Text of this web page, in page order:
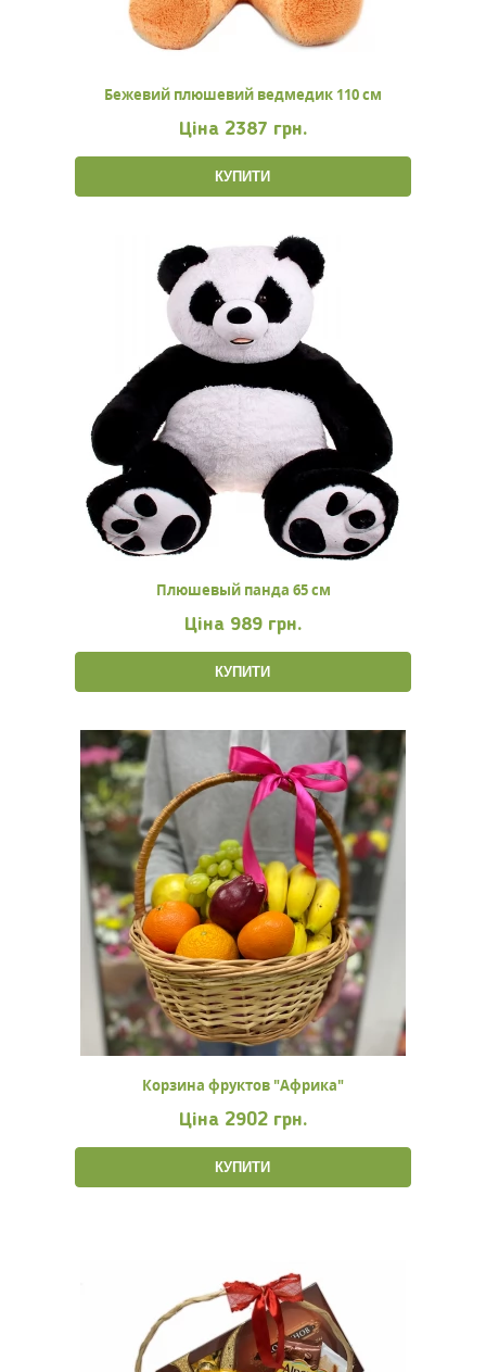
Бежевий плюшевий ведмедик 110 см
Ціна 2387 грн.
КУПИТИ
Плюшевый панда 65 см
Ціна 989 грн.
КУПИТИ
Корзина фруктов "Африка"
Ціна 2902 грн.
КУПИТИ